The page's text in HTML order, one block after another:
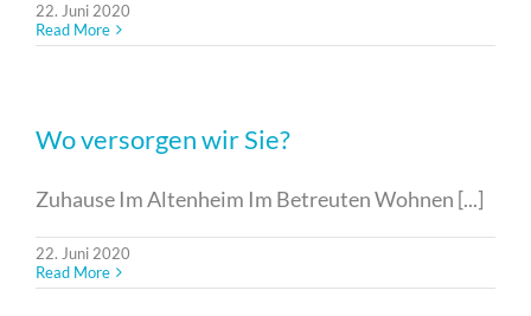
22. Juni 2020
Read More
Wo versorgen wir Sie?
Zuhause Im Altenheim Im Betreuten Wohnen [...]
22. Juni 2020
Read More